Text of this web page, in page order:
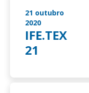
21 outubro
2020
IFE.TEX
21